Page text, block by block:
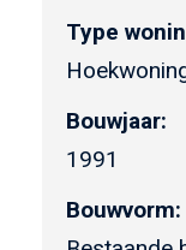
Type
Bouwjaar:
1991
Bouwvorm: